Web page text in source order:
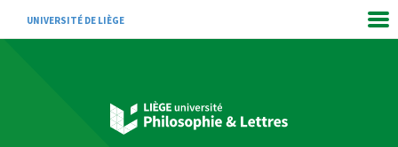
UNIVERSITÉ DE LIÈGE